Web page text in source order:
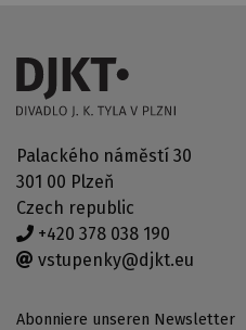
Palackého náměstí 30
301 00 Plzeň
Czech republic
+420 378 038 190
vstupenky@djkt.eu
Abonniere unseren Newsletter